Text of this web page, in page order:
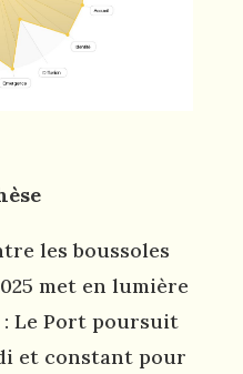
les boussoles
met en lumière
Le Port poursuit
et constant pour